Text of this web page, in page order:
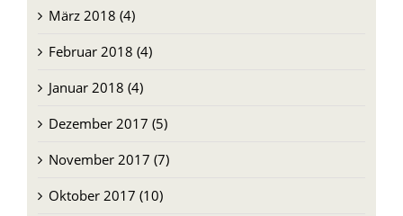
März 2018 (4)
Februar 2018 (4)
Januar 2018 (4)
Dezember 2017 (5)
November 2017 (7)
Oktober 2017 (10)